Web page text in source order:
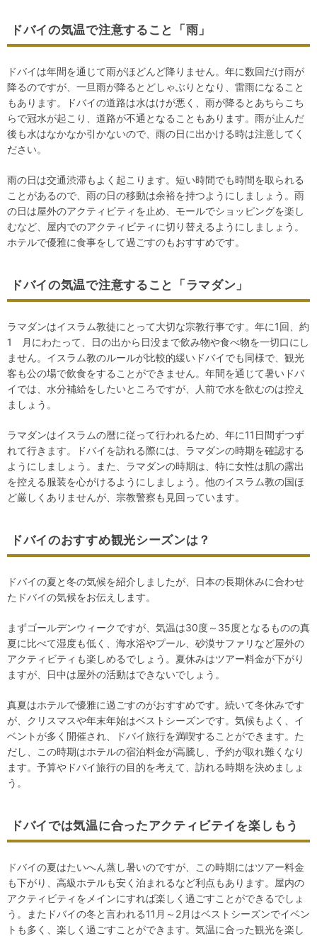
ドバイの気温で注意すること「雨」
ドバイは年間を通じて雨がほどんど降りません。年に数回だけ雨が
降るのですが、一旦雨が降るとどしゃぶりとなり、雷雨になること
もあります。ドバイの道路は水はけが悪く、雨が降るとあちらこち
らで冠水が起こり、道路が不通となることもあります。雨が止んだ
後も水はなかなか引かないので、雨の日に出かける時は注意してく
ださい。
雨の日は交通渋滞もよく起こります。短い時間でも時間を取られる
ことがあるので、雨の日の移動は余裕を持つようにしましょう。雨
の日は屋外のアクティビティを止め、モールでショッピングを楽し
むなど、屋内でのアクティビティに切り替えるようにしましょう。
ホテルで優雅に食事をして過ごすのもおすすめです。
ドバイの気温で注意すること「ラマダン」
ラマダンはイスラム教徒にとって大切な宗教行事です。年に1回、約
1ゕ月にわたって、日の出から日没まで飲み物や食べ物を一切口にし
ません。イスラム教のルールが比較的緩いドバイでも同様で、観光
客も公の場で飲食をすることができません。年間を通じて暑いドバ
イでは、水分補給をしたいところですが、人前で水を飲むのは控え
ましょう。
ラマダンはイスラムの暦に従って行われるため、年に11日間ずつず
れて行きます。ドバイを訪れる際には、ラマダンの時期を確認する
ようにしましょう。また、ラマダンの時期は、特に女性は肌の露出
を控える服装を心がけるようにしましょう。他のイスラム教の国ほ
ど厳しくありませんが、宗教警察も見回っています。
ドバイのおすすめ観光シーズンは？
ドバイの夏と冬の気候を紹介しましたが、日本の長期休みに合わせ
たドバイの気候をお伝えします。
まずゴールデンウィークですが、気温は30度～35度となるものの真
夏に比べて湿度も低く、海水浴やプール、砂漠サファリなど屋外の
アクティビティも楽しめるでしょう。夏休みはツアー料金が下がり
ますが、日中は屋外の活動はできないでしょう。
真夏はホテルで優雅に過ごすのがおすすめです。続いて冬休みです
が、クリスマスや年末年始はベストシーズンです。気候もよく、イ
ベントが多く開催され、ドバイ旅行を満喫することができます。た
だし、この時期はホテルの宿泊料金が高騰し、予約が取れ難くなり
ます。予算やドバイ旅行の目的を考えて、訪れる時期を決めましょ
う。
ドバイでは気温に合ったアクティビテイを楽しもう
ドバイの夏はたいへん蒸し暑いのですが、この時期にはツアー料金
も下がり、高級ホテルも安く泊まれるなど利点もあります。屋内の
アクティビティをメインにすれば楽しく過ごすことができるでしょ
う。またドバイの冬と言われる11月～2月はベストシーズンでイベン
トも多く、楽しく過ごすことができます。気温に合った観光を楽し